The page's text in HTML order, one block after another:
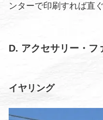
ンターで印刷すれば直
D. アクセサリー・フ
イヤリング